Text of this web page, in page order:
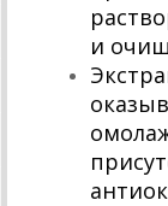
и